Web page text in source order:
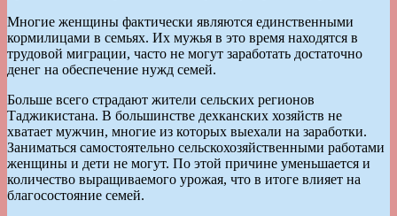
Многие женщины фактически являются единственными
кормилицами в семьях. Их мужья в это время находятся в
трудовой миграции, часто не могут заработать достаточно
денег на обеспечение нужд семей.
Больше всего страдают жители сельских регионов
Таджикистана. В большинстве дехканских хозяйств не
хватает мужчин, многие из которых выехали на заработки.
Заниматься самостоятельно сельскохозяйственными работами
женщины и дети не могут. По этой причине уменьшается и
количество выращиваемого урожая, что в итоге влияет на
благосостояние семей.